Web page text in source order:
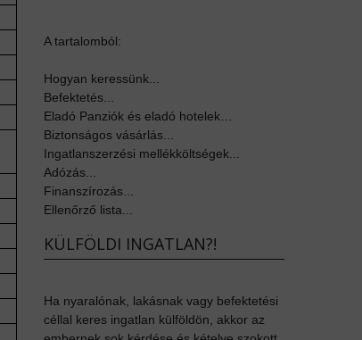
A tartalomból:
Hogyan keressünk...
Befektetés...
Eladó Panziók és eladó hotelek…
Biztonságos vásárlás...
Ingatlanszerzési mellékköltségek...
Adózás...
Finanszírozás...
Ellenőrző lista...
KÜLFÖLDI INGATLAN?!
Ha nyaralónak, lakásnak vagy befektetési
céllal keres ingatlan külföldön, akkor az